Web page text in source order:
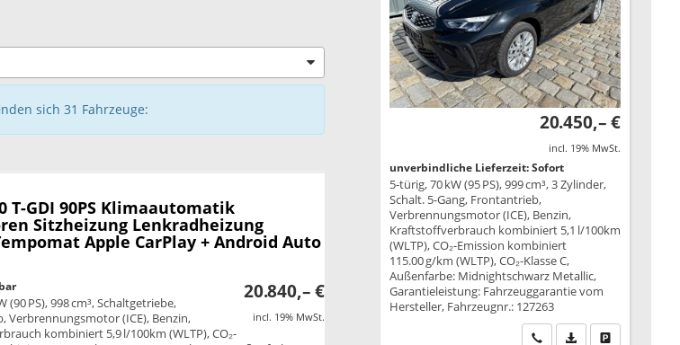
sich 31 Fahrzeuge:
T-GDI 90PS Klimaautomatik
Sitzheizung Lenkradheizung
Apple CarPlay + Android Auto
20.840,– €
incl. 19% MwSt.
(90 PS), 998 cm³, Schaltgetriebe,
Verbrennungsmotor (ICE), Benzin,
kombiniert 5,9 l/100km (WLTP), CO₂-
20.450,– €
incl. 19% MwSt.
unverbindliche Lieferzeit: Sofort
5-türig, 70 kW (95 PS), 999 cm³, 3 Zylinder,
Schalt. 5-Gang, Frontantrieb,
Verbrennungsmotor (ICE), Benzin,
Kraftstoffverbrauch kombiniert 5,1 l/100km
(WLTP), CO₂-Emission kombiniert
115.00 g/km (WLTP), CO₂-Klasse C,
Außenfarbe: Midnightschwarz Metallic,
Garantieleistung: Fahrzeuggarantie vom
Hersteller, Fahrzeugnr.: 127263
Wir rufen Sie an
PDF-Datei,Drucken,